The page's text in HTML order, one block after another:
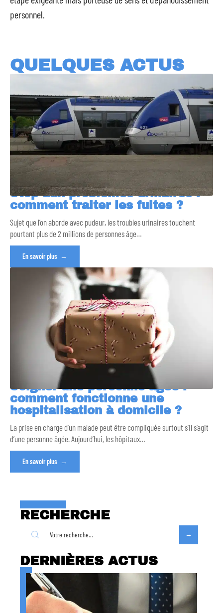
personnel.
QUELQUES ACTUS
Stop aux problèmes urinaires :
comment traiter les fuites ?
Sujet que l’on aborde avec pudeur, les troubles urinaires touchent
pourtant plus de 2 millions de personnes âge…
En savoir plus
Soigner une personne âgée :
comment fonctionne une
hospitalisation à domicile ?
La prise en charge d’un malade peut être compliquée surtout s’il s’agit
d’une personne âgée. Aujourd’hui, les hôpitaux…
En savoir plus
RECHERCHE
DERNIÈRES ACTUS